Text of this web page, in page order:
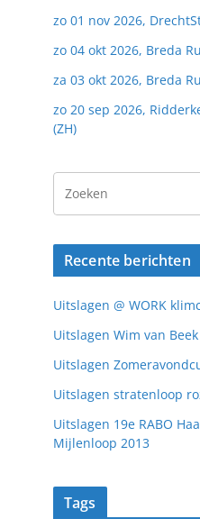
zo 01 nov 2026,
zo 04 okt 2026, Breda
za 03 okt 2026, Breda
zo 20 sep 2026,
(ZH)
Recente berichten
Uitslagen @ WORK
Uitslagen Wim van
Uitslagen
Uitslagen stratenloop
Uitslagen 19e RABO
Mijlenloop 2013
Tags